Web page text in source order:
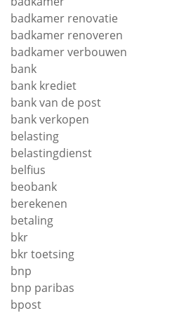
badkamer renovatie
badkamer renoveren
badkamer verbouwen
bank
bank krediet
bank van de post
bank verkopen
belasting
belastingdienst
belfius
beobank
berekenen
betaling
bkr
bkr toetsing
bnp
bnp paribas
bpost